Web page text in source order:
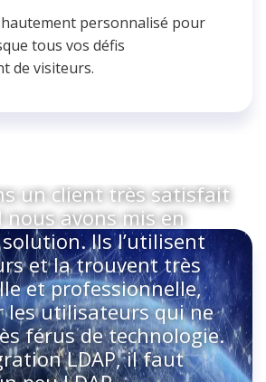
personnalisé pour
tous vos défis
de visiteurs.
un client très satisfait
avons mis en
Ils l’utilisent
et la trouvent très
et professionnelle,
les utilisateurs qui ne
férus de technologie.
LDAP, il faut